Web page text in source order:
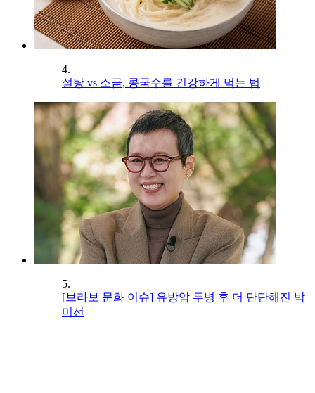
4.
설탕 vs 소금, 콩국수를 건강하게 먹는 법
5.
[브라보 문화 이슈] 유방암 투병 후 더 단단해진 박
미선